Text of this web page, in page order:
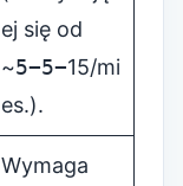
ej się od
~5−5−15/mi
es.).
Wymaga